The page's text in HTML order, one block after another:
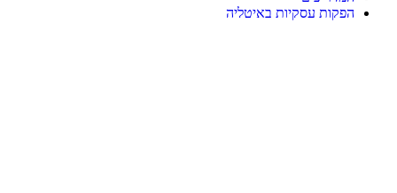
הפקות עסקיות באיטליה